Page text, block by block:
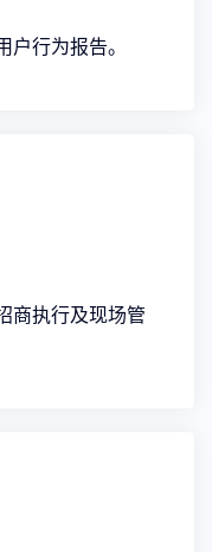
户行为报告。
商执行及现场管